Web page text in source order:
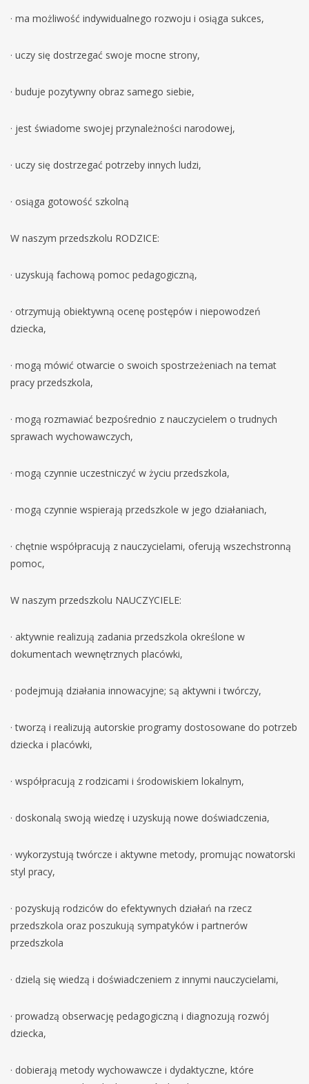
· ma możliwość indywidualnego rozwoju i osiąga sukces,
· uczy się dostrzegać swoje mocne strony,
· buduje pozytywny obraz samego siebie,
· jest świadome swojej przynależności narodowej,
· uczy się dostrzegać potrzeby innych ludzi,
· osiąga gotowość szkolną
W naszym przedszkolu RODZICE:
· uzyskują fachową pomoc pedagogiczną,
· otrzymują obiektywną ocenę postępów i niepowodzeń
dziecka,
· mogą mówić otwarcie o swoich spostrzeżeniach na temat
pracy przedszkola,
· mogą rozmawiać bezpośrednio z nauczycielem o trudnych
sprawach wychowawczych,
· mogą czynnie uczestniczyć w życiu przedszkola,
· mogą czynnie wspierają przedszkole w jego działaniach,
· chętnie współpracują z nauczycielami, oferują wszechstronną
pomoc,
W naszym przedszkolu NAUCZYCIELE:
· aktywnie realizują zadania przedszkola określone w
dokumentach wewnętrznych placówki,
· podejmują działania innowacyjne; są aktywni i twórczy,
· tworzą i realizują autorskie programy dostosowane do potrzeb
dziecka i placówki,
· współpracują z rodzicami i środowiskiem lokalnym,
· doskonalą swoją wiedzę i uzyskują nowe doświadczenia,
· wykorzystują twórcze i aktywne metody, promując nowatorski
styl pracy,
· pozyskują rodziców do efektywnych działań na rzecz
przedszkola oraz poszukują sympatyków i partnerów
przedszkola
· dzielą się wiedzą i doświadczeniem z innymi nauczycielami,
· prowadzą obserwację pedagogiczną i diagnozują rozwój
dziecka,
· dobierają metody wychowawcze i dydaktyczne, które